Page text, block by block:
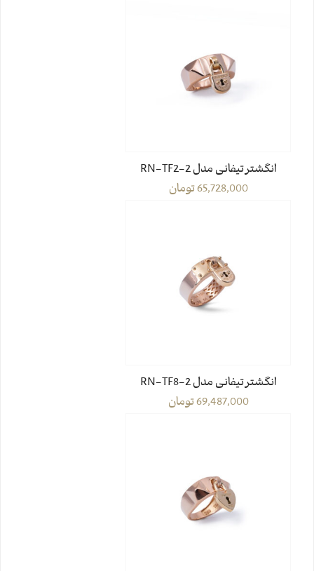
انگشتر تیفانی مدل RN-TF2-2
65,728,000تومان
انگشتر تیفانی مدل RN-TF8-2
69,487,000تومان